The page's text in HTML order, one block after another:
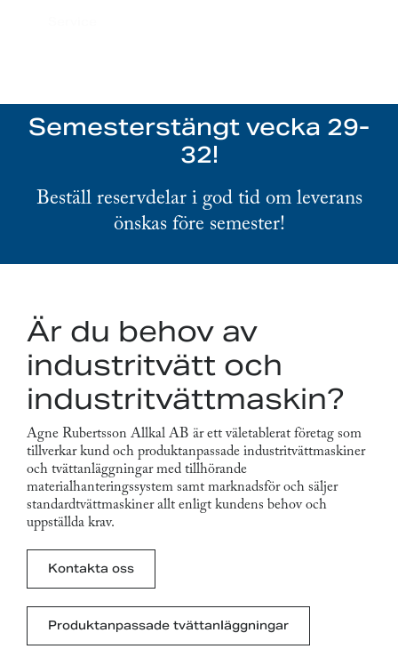
Semesterstängt vecka 29-
32!
Beställ reservdelar i god tid om leverans
önskas före semester!
Är du behov av
industritvätt och
industritvättmaskin?
Agne Rubertsson Allkal AB är ett väletablerat företag som
tillverkar kund och produktanpassade industritvättmaskiner
och tvättanläggningar med tillhörande
materialhanteringssystem samt marknadsför och säljer
standardtvättmaskiner allt enligt kundens behov och
uppställda krav.
Kontakta oss
Produktanpassade tvättanläggningar